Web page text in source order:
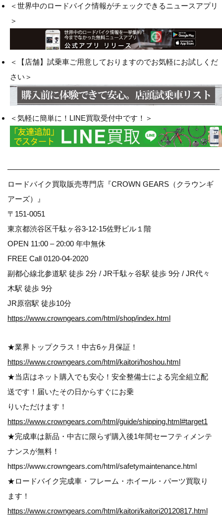
＜世界中のロードバイク情報がチェックできるニュースアプリ
＞
＜【店舗】試乗車ご用意しておりますのでお気軽にお試しくだ
さい＞
＜気軽に簡単に！LINE買取受付中です！＞
————————————————————————————–
ロードバイク買取販売専門店『CROWN GEARS（クラウンギ
アーズ）』
〒151-0051
東京都渋谷区千駄ヶ谷3-12-15佐野ビル１階
OPEN 11:00 – 20:00 年中無休
FREE Call 0120-04-2020
副都心線北参道駅 徒歩 2分 / JR千駄ヶ谷駅 徒歩 9分 / JR代々
木駅 徒歩 9分
JR原宿駅 徒歩10分
https://www.crowngears.com/html/shop/index.html
★業界トップクラス！中古6ヶ月保証！
https://www.crowngears.com/html/kaitori/hoshou.html
★当店はネット購入でも安心！安全整備士による完全組立配
送です！届いたその日からすぐにお乗
りいただけます！
https://www.crowngears.com/html/guide/shipping.html#target1
★完成車は新品・中古に限らず購入後1年間セーフティメンテ
ナンスが無料！
https://www.crowngears.com/html/safetymaintenance.html
★ロードバイク完成車・フレーム・ホイール・パーツ買取り
ます！
https://www.crowngears.com/html/kaitori/kaitori20120817.html